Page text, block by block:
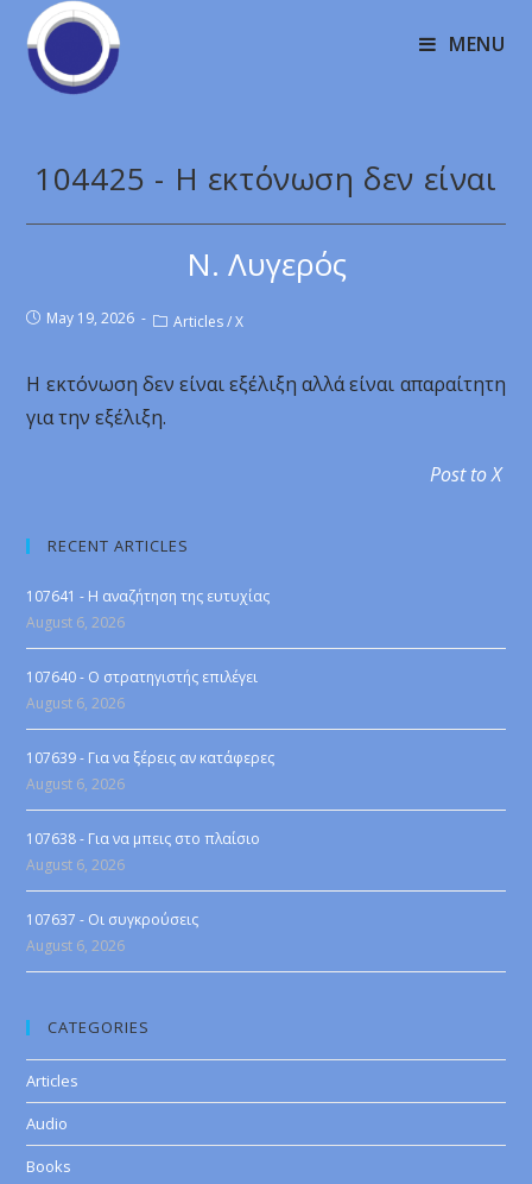
MENU
104425 - Η εκτόνωση δεν είναι
Ν. Λυγερός
May 19, 2026 Articles / X
Η εκτόνωση δεν είναι εξέλιξη αλλά είναι απαραίτητη
για την εξέλιξη.
Post to X
RECENT ARTICLES
107641 - Η αναζήτηση της ευτυχίας
August 6, 2026
107640 - Ο στρατηγιστής επιλέγει
August 6, 2026
107639 - Για να ξέρεις αν κατάφερες
August 6, 2026
107638 - Για να μπεις στο πλαίσιο
August 6, 2026
107637 - Οι συγκρούσεις
August 6, 2026
CATEGORIES
Articles
Audio
Books